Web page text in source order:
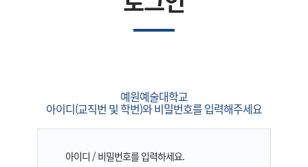
예원예술대학교
아이디(교직번 및 학번)와 비밀번호를 입력해주세요
아이디 / 비밀번호를 입력하세요.